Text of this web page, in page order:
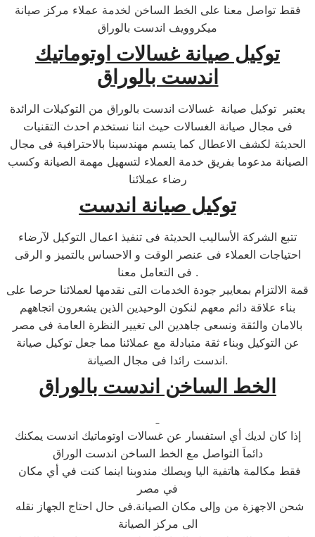
فقط تواصل معنا على الخط الساخن لخدمة عملاء مركز صيانة
ميكروويف اندست بالوراق
توكيل صيانة غسالات اوتوماتيك
اندست بالوراق
يعتبر توكيل صيانة غسالات اندست بالوراق من التوكيلات الرائدة
فى مجال صيانة الغسالات حيث اننا نستخدم احدث التقنيات
الحديثة لكشف الاعطال كما يتسم مهندسينا بالاحترافية فى مجال
الصيانة مدعوما بفريق خدمة العملاء لتسهيل مهمة الصيانة وكسب
رضاء عملائنا
توكيل صيانة اندست
تتبع الشركة الأساليب الحديثة فى تنفيذ اعمال التوكيل لآرضاء
احتياجات العملاء فى عنصر الوقت و الاحساس بالتميز و الرقى
فى التعامل معنا .
قمة الالتزام بمعايير جودة الخدمات التى نقدمها لعملائنا حرصا على
بناء علاقة دائم معهم لنكون الوحيدين الذين يشعرون اتجاههم
بالامان والثقة ونسعى جاهدين الى تغيير النظرة العامة فى مصر
عن التوكيل وبناء ثقة متبادلة مع عملائنا مما جعل توكيل صيانة
اندست رائدا فى مجال الصيانة.
الخط الساخن اندست بالوراق
إذا كان لديك أي استفسار عن غسالات اوتوماتيك اندست يمكنك
دائماَ التواصل مع الخط الساخن اندست الوراق
في مصر
الى مركز الصيانة